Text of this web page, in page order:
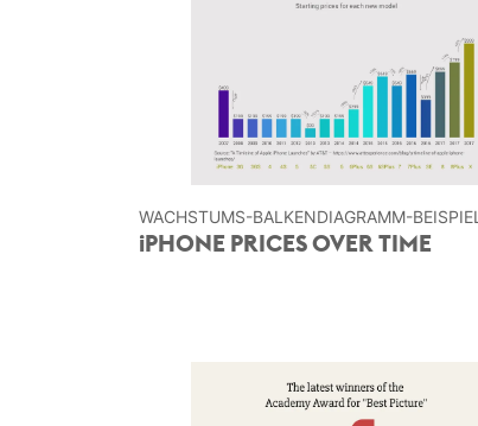
WACHSTUMS-BALKEN­DIAGRAMM-BEISPIEL
iPHONE PRICES OVER TIME